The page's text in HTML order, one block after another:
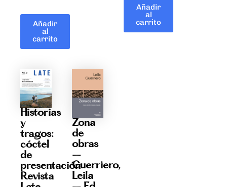
Añadir
al
carrito
Añadir
al
carrito
Historias
y
tragos:
cóctel
de
presentación
Revista
Zona
de
obras
–
Guerriero,
Leila